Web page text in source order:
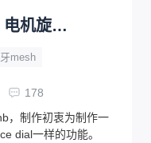
Super Dial 电机旋钮屏—esp32s3—v2
mesh
178
，制作初衷为制作一
dial一样的功能。